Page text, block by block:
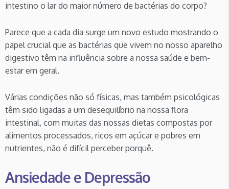
intestino o lar do maior número de bactérias do corpo?
Parece que a cada dia surge um novo estudo mostrando o
papel crucial que as bactérias que vivem no nosso aparelho
digestivo têm na influência sobre a nossa saúde e bem-
estar em geral.
Várias condições não só físicas, mas também psicológicas
têm sido ligadas a um desequilíbrio na nossa flora
intestinal, com muitas das nossas dietas compostas por
alimentos processados, ricos em açúcar e pobres em
nutrientes, não é difícil perceber porquê.
Ansiedade e Depressão